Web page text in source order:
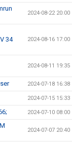
2024-08-22 20:00
34
2024-08-16 17:00
2024-08-11 19:35
2024-07-18 16:38
2024-07-15 15:33
2024-07-10 08:00
2024-07-07 20:40